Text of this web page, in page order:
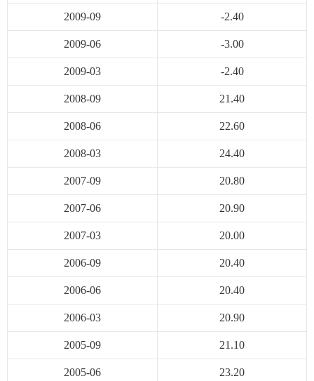
2009-09 -2.40
2009-06 -3.00
2009-03 -2.40
2008-09 21.40
2008-06 22.60
2008-03 24.40
2007-09 20.80
2007-06 20.90
2007-03 20.00
2006-09 20.40
2006-06 20.40
2006-03 20.90
2005-09 21.10
2005-06 23.20